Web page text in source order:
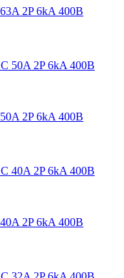
2P 6kA 400В
2P 6kA 400В
2P 6kA 400В